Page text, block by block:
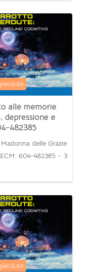
alle memorie
depressione e
482385
delle Grazie
604-482385 - 3